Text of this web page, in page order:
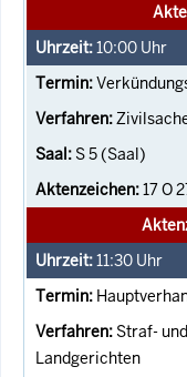
10:00 Uhr
S 5 (Saal)
17 O
11:30 Uhr
Straf-
Landgerichten